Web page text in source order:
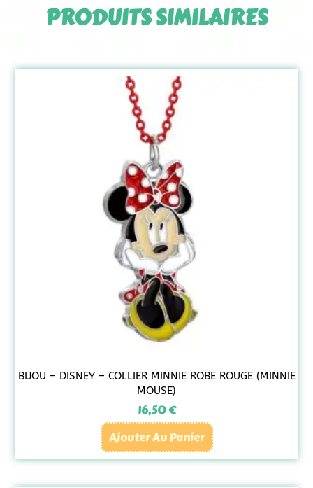
PRODUITS SIMILAIRES
BIJOU – DISNEY – COLLIER MINNIE ROBE ROUGE (MINNIE
MOUSE)
16,50€
Ajouter Au Panier